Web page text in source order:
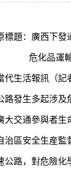
題：廣西下發
品運輸車
活報訊（記者
路發生多起涉及
大交通參與者生
治區安全生産監
公路，對危險化